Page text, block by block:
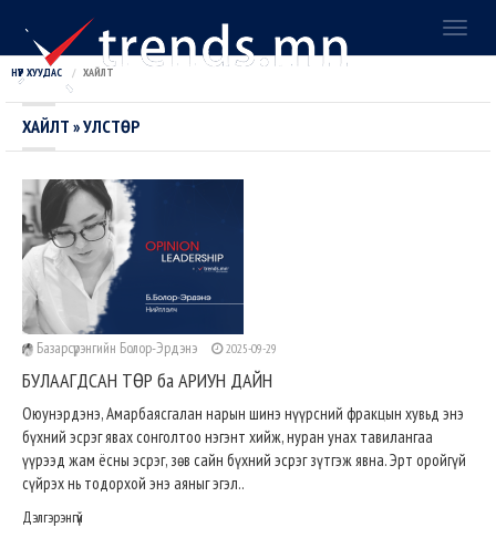
НҮҮР ХУУДАС ХАЙЛТ
ХАЙЛТ » УЛСТӨР
Базарсүрэнгийн Болор-Эрдэнэ 2025-09-29
БУЛААГДСАН ТӨР ба АРИУН ДАЙН
Оюунэрдэнэ, Амарбаясгалан нарын шинэ нүүрсний фракцын хувьд энэ
бүхний эсрэг явах сонголтоо нэгэнт хийж, нуран унах тавилангаа
үүрээд жам ёсны эсрэг, зөв сайн бүхний эсрэг зүтгэж явна. Эрт оройгүй
сүйрэх нь тодорхой энэ аяныг эгэл..
Дэлгэрэнгүй